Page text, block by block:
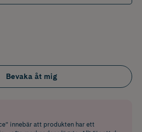
Bevaka åt mig
innebär att produkten har ett